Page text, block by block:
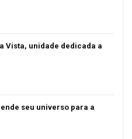
Vista, unidade dedicada a
seu universo para a